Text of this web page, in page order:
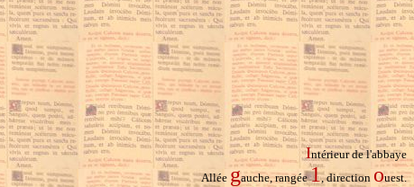
Intérieur de l'abbaye
Allée gauche, rangée1, direction ouest.